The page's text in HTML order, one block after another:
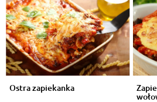
Ostra zapiekanka